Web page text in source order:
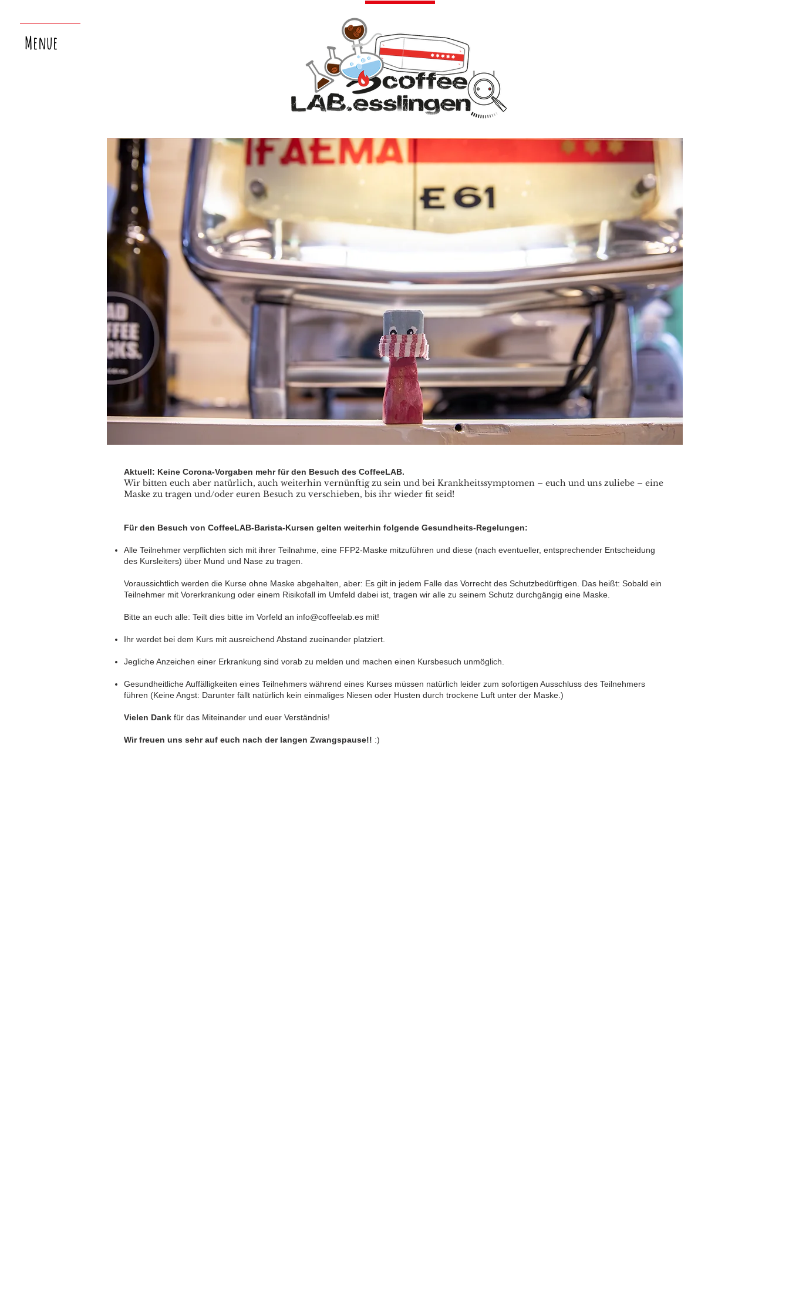
Menue
Aktuell: Keine Corona-Vorgaben mehr für den Besuch des CoffeeLAB.
Wir bitten euch aber natürlich, auch weiterhin vernünftig zu sein und bei Krankheitssymptomen – euch und uns zuliebe – eine
Maske zu tragen und/oder euren Besuch zu verschieben, bis ihr wieder fit seid!
Für den Besuch von CoffeeLAB-Barista-Kursen gelten weiterhin folgende Gesundheits-Regelungen:
Alle Teilnehmer verpflichten sich mit ihrer Teilnahme, eine FFP2-Maske mitzuführen und diese (nach eventueller, entsprechender Entscheidung
des Kursleiters) über Mund und Nase zu tragen.
Voraussichtlich werden die Kurse ohne Maske abgehalten, aber: Es gilt in jedem Falle das Vorrecht des Schutzbedürftigen. Das heißt: Sobald ein
Teilnehmer mit Vorerkrankung oder einem Risikofall im Umfeld dabei ist, tragen wir alle zu seinem Schutz durchgängig eine Maske.
Bitte an euch alle: Teilt dies bitte im Vorfeld an info@coffeelab.es mit!
Ihr werdet bei dem Kurs mit ausreichend Abstand zueinander platziert.
Jegliche Anzeichen einer Erkrankung sind vorab zu melden und machen einen Kursbesuch unmöglich.
Gesundheitliche Auffälligkeiten eines Teilnehmers während eines Kurses müssen natürlich leider zum sofortigen Ausschluss des Teilnehmers
führen (Keine Angst: Darunter fällt natürlich kein einmaliges Niesen oder Husten durch trockene Luft unter der Maske.)
Vielen Dank für das Miteinander und euer Verständnis!
Wir freuen uns sehr auf euch nach der langen Zwangspause!! :)